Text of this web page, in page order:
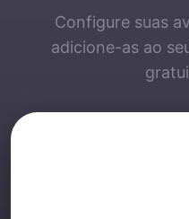
Configure suas
adicione-as ao